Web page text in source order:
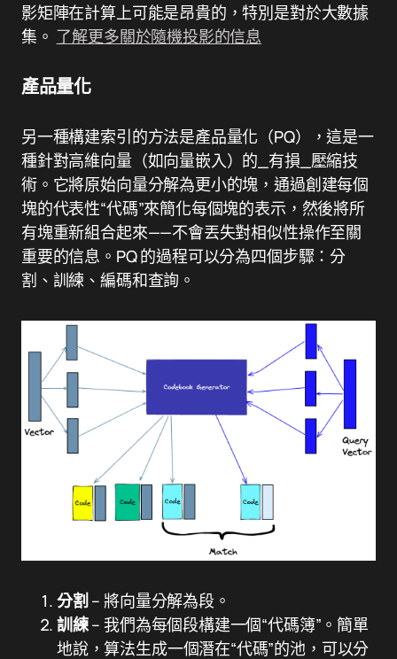
影矩陣在計算上可能是昂貴的，特別是對於大數據
集。 了解更多關於隨機投影的信息
產品量化
另一種構建索引的方法是產品量化（PQ），這是一
種針對高維向量（如向量嵌入）的_有損_壓縮技
術。它將原始向量分解為更小的塊，通過創建每個
塊的代表性“代碼”來簡化每個塊的表示，然後將所
有塊重新組合起來——不會丟失對相似性操作至關
重要的信息。PQ 的過程可以分為四個步驟：分
割、訓練、編碼和查詢。
分割 – 將向量分解為段。
訓練– 我們為每個段構建一個“代碼簿”。簡單
地說，算法生成一個潛在“代碼”的池，可以分